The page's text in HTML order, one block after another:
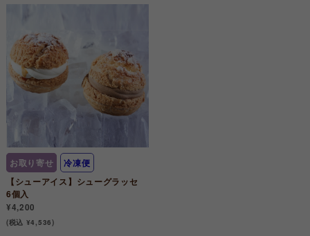
お取り寄せ
冷凍便
【シューアイス】シューグラッセ
6個入
¥4,200
(税込 ¥4,536)